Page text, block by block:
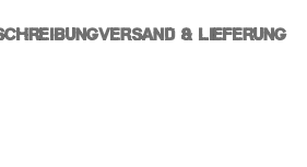
VERSAND & LIEFERUNG